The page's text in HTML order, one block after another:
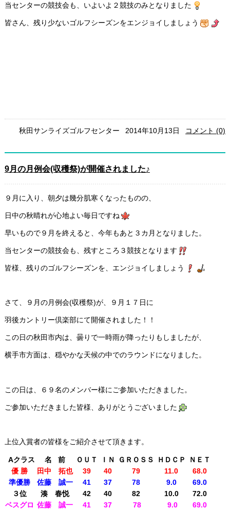
当センターの競技会も、いよいよ２競技のみとなりました
皆さん、残り少ないゴルフシーズンをエンジョイしましょう
秋田サンライズゴルフセンター 2014年10月13日 コメント (0)
9月の月例会(収穫祭)が開催されました♪
９月に入り、朝夕は幾分肌寒くなったものの、
日中の秋晴れが心地よい毎日ですね
早いもので９月を終えると、今年もあと３カ月となりました。
当センターの競技会も、残すところ３競技となります
皆様、残りのゴルフシーズンを、エンジョイしましょう
さて、９月の月例会(収穫祭)が、９月１７日に
羽後カントリー倶楽部にて開催されました！！
この日の秋田市内は、曇りで一時雨が降ったりもしましたが、
横手市方面は、穏やかな天候の中でのラウンドになりました。
この日は、６９名のメンバー様にご参加いただきました。
ご参加いただきました皆様、ありがとうございました
上位入賞者の皆様をご紹介させて頂きます。
Aクラス 名 前 ＯＵＴ ＩＮ ＧＲＯＳＳ ＨＤＣＰ
ＮＥＴ
優 勝
田中 拓也 39 40 79 11.0
68.0
準優勝
佐藤 誠一 41 37 78 9.0
69.0
３位
湊 春悦 42 40 82 10.0
72.0
ベスグロ 佐藤 誠一 41 37 78 9.0 69.0